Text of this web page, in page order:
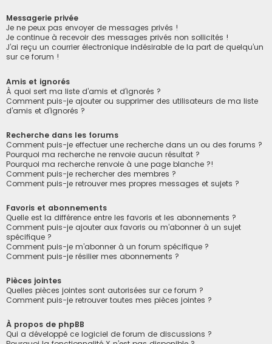
Messagerie privée
Je ne peux pas envoyer de messages privés !
Je continue à recevoir des messages privés non sollicités !
J’ai reçu un courrier électronique indésirable de la part de quelqu’un
sur ce forum !
Amis et ignorés
À quoi sert ma liste d’amis et d’ignorés ?
Comment puis-je ajouter ou supprimer des utilisateurs de ma liste
d’amis et d’ignorés ?
Recherche dans les forums
Comment puis-je effectuer une recherche dans un ou des forums ?
Pourquoi ma recherche ne renvoie aucun résultat ?
Pourquoi ma recherche renvoie à une page blanche ?!
Comment puis-je rechercher des membres ?
Comment puis-je retrouver mes propres messages et sujets ?
Favoris et abonnements
Quelle est la différence entre les favoris et les abonnements ?
Comment puis-je ajouter aux favoris ou m’abonner à un sujet
spécifique ?
Comment puis-je m’abonner à un forum spécifique ?
Comment puis-je résilier mes abonnements ?
Pièces jointes
Quelles pièces jointes sont autorisées sur ce forum ?
Comment puis-je retrouver toutes mes pièces jointes ?
À propos de phpBB
Qui a développé ce logiciel de forum de discussions ?